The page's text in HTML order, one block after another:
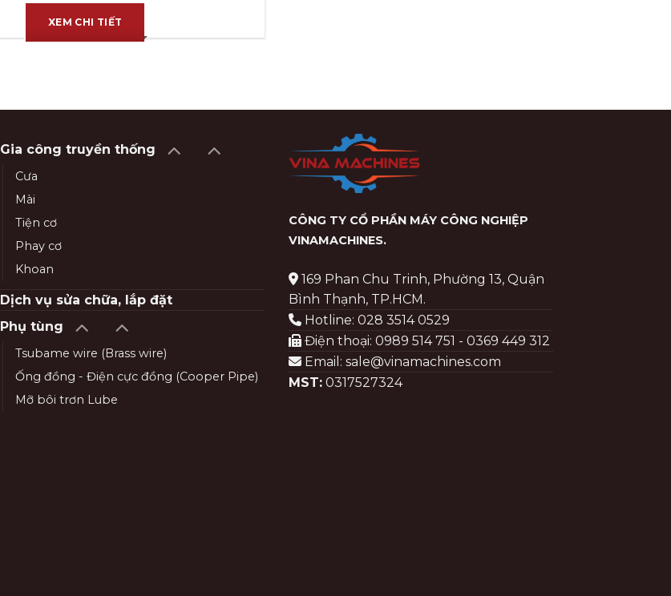
XEM CHI TIẾT
Gia công truyền thống
Cưa
Mài
Tiện cơ
Phay cơ
Khoan
Dịch vụ sửa chữa, lắp đặt
Phụ tùng
Tsubame wire (Brass wire)
Ống đồng - Điện cực đồng (Cooper Pipe)
Mỡ bôi trơn Lube
CÔNG TY CỔ PHẦN MÁY CÔNG NGHIỆP
VINAMACHINES.
169 Phan Chu Trinh, Phường 13, Quận
Bình Thạnh, TP.HCM.
Hotline: 028 3514 0529
Điện thoại: 0989 514 751 - 0369 449 312
Email: sale@vinamachines.com
MST: 0317527324